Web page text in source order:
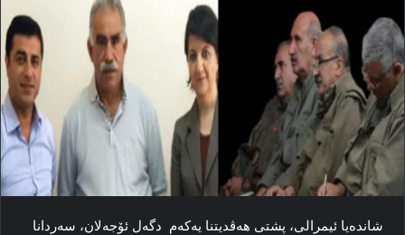
شاندەیا ئیمرالی، پشتی هه‌ڤدیتنا یه‌که‌م دگه‌ل ئۆجەلان، سه‌ردانا